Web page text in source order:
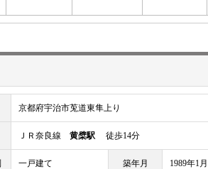
京都府宇治市莵道東隼上り
ＪＲ奈良線 黄檗駅 徒歩14分
一戸建て 築年月 1989年1月